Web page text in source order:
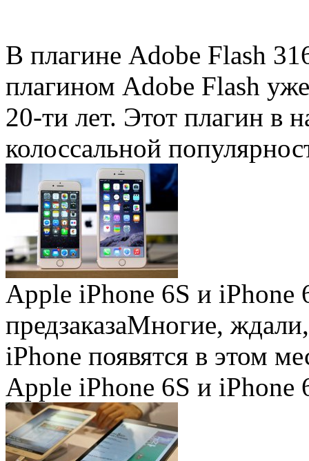
В плагине Adobe Flash
плагином Adobe Flash
20-ти лет. Этот плагин в
колоссальной
Apple iPhone 6S и iPhone
предзаказаМногие, ждали,
iPhone появятся в этом
Apple iPhone 6S и iPhone